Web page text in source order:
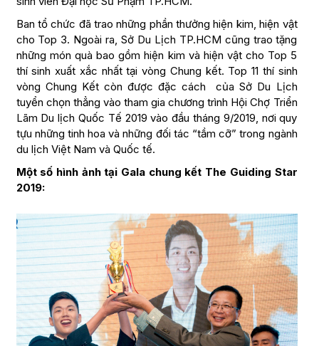
Ban tổ chức đã trao những phần thưởng hiện kim, hiện vật
cho Top 3. Ngoài ra, Sở Du Lịch TP.HCM cũng trao tặng
những món quà bao gồm hiện kim và hiện vật cho Top 5
thí sinh xuất xắc nhất tại vòng Chung kết. Top 11 thí sinh
vòng Chung Kết còn được đặc cách của Sở Du Lịch
tuyển chọn thẳng vào tham gia chương trình Hội Chợ Triển
Lãm Du lịch Quốc Tế 2019 vào đầu tháng 9/2019, nơi quy
tựu những tinh hoa và những đối tác “tầm cỡ” trong ngành
du lịch Việt Nam và Quốc tế.
Một số hình ảnh tại Gala chung kết The Guiding Star
2019: